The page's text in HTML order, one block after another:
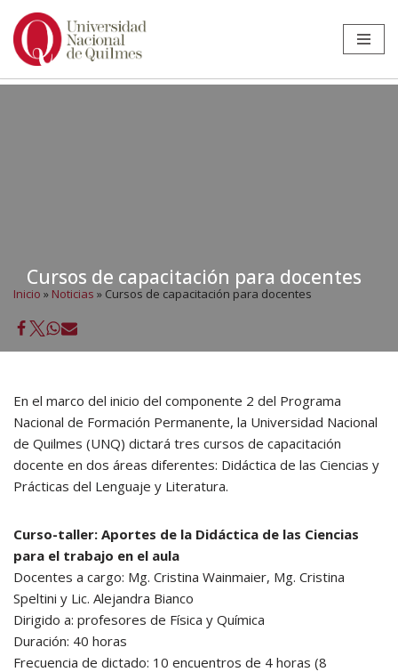
Ir
Cursos de capacitación para docentes
Inicio » Noticias » Cursos de capacitación para docentes
En el marco del inicio del componente 2 del Programa
Nacional de Formación Permanente, la Universidad Nacional
de Quilmes (UNQ) dictará tres cursos de capacitación
docente en dos áreas diferentes: Didáctica de las Ciencias y
Prácticas del Lenguaje y Literatura.
Curso-taller: Aportes de la Didáctica de las Ciencias
para el trabajo en el aula
Docentes a cargo: Mg. Cristina Wainmaier, Mg. Cristina
Speltini y Lic. Alejandra Bianco
Dirigido a: profesores de Física y Química
Duración: 40 horas
Frecuencia de dictado: 10 encuentros de 4 horas (8